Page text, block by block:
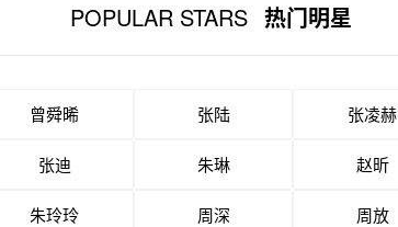
POPULAR STARS 热门明星
曾舜晞 张陆 张凌赫
张迪 朱琳 赵昕
朱玲玲 周深 周放